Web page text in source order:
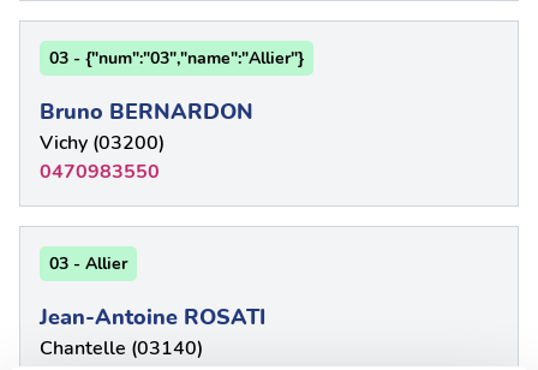
03 - {"num":"03","name":"Allier"}
Bruno BERNARDON
Vichy (03200)
0470983550
03 - Allier
Jean-Antoine ROSATI
Chantelle (03140)